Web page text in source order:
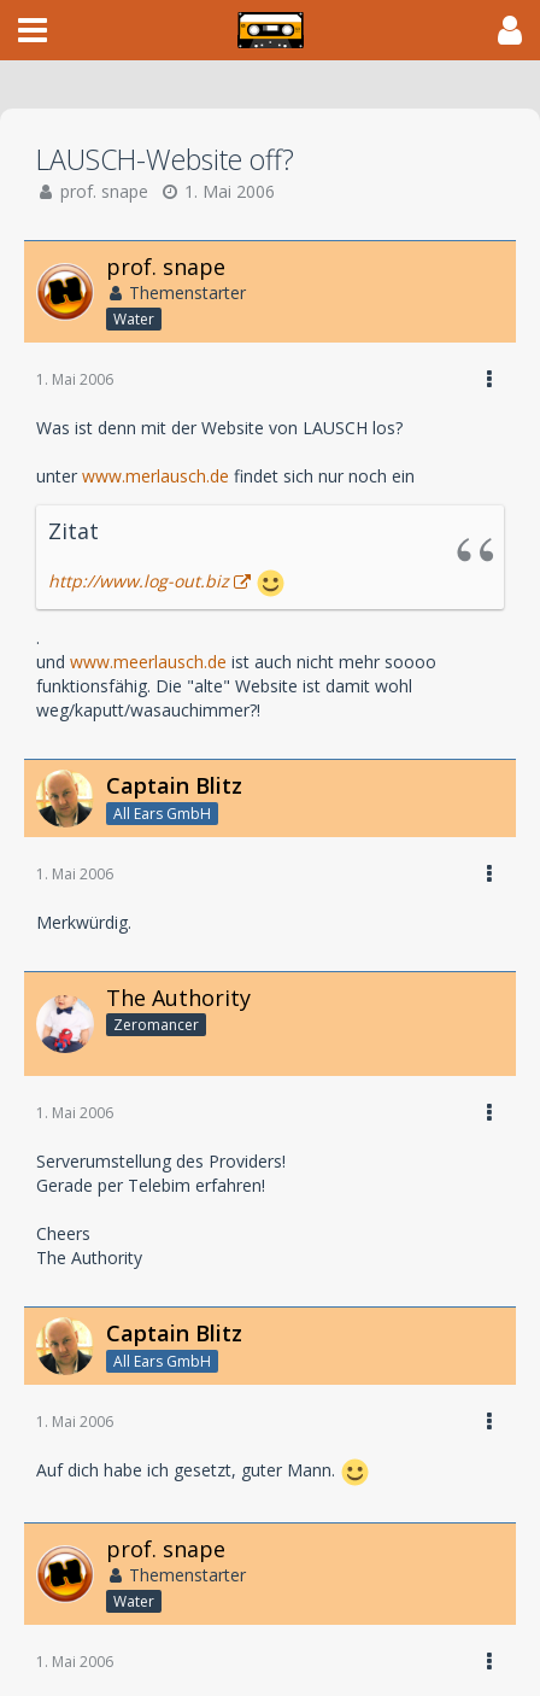
LAUSCH-Website off?
prof. snape 1. Mai 2006
prof. snape
Themenstarter
Water
1. Mai 2006
Was ist denn mit der Website von LAUSCH los?
unter www.merlausch.de findet sich nur noch ein
Zitat
http://www.log-out.biz
.
und www.meerlausch.de ist auch nicht mehr soooo
funktionsfähig. Die "alte" Website ist damit wohl
weg/kaputt/wasauchimmer?!
Captain Blitz
All Ears GmbH
1. Mai 2006
Merkwürdig.
The Authority
Zeromancer
1. Mai 2006
Serverumstellung des Providers!
Gerade per Telebim erfahren!
Cheers
The Authority
Captain Blitz
All Ears GmbH
1. Mai 2006
Auf dich habe ich gesetzt, guter Mann.
prof. snape
Themenstarter
Water
1. Mai 2006